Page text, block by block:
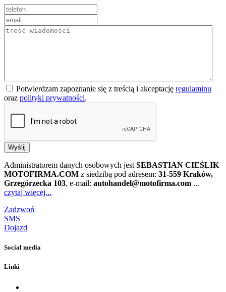
Potwierdzam zapoznanie się z treścią i akceptację regulaminu
oraz polityki prywatności.
Wyślij
Administratorem danych osobowych jest SEBASTIAN CIEŚLIK
MOTOFIRMA.COM z siedzibą pod adresem: 31-559 Kraków,
Grzegórzecka 103, e-mail: autohandel@motofirma.com ...
czytaj więcej...
Zadzwoń
SMS
Dojazd
Social media
Linki